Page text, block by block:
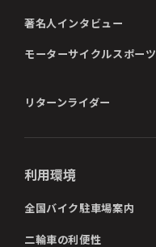
著名人インタビュー
モーターサイクルスポーツ
リターンライダー
利用環境
全国バイク駐車場案内
二輪車の利便性